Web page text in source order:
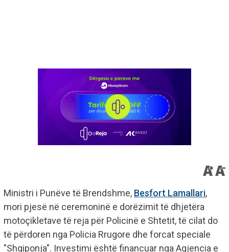
Ministri i Punëve të Brendshme, Besfort Lamallari,
mori pjesë në ceremoninë e dorëzimit të dhjetëra
motoçikletave të reja për Policinë e Shtetit, të cilat do
të përdoren nga Policia Rrugore dhe forcat speciale
"Shqiponja". Investimi është financuar nga Agjencia e